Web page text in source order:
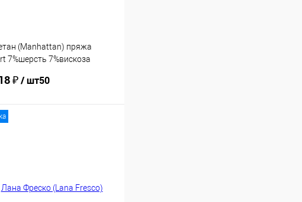
(Manhattan) пряжа
7%шерсть 7%вискоза
200м
₽/ шт50